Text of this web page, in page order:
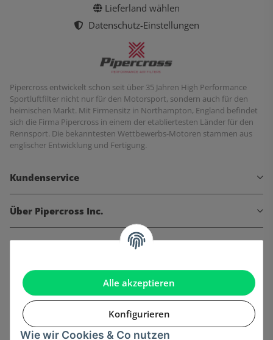
Alle akzeptieren
Konfigurieren
Wie wir Cookies & Co nutzen
Lieferland wählen
Datenschutz-Einstellungen
Pipercross entwickelt schon seit über 35 Jahren High Performance
Sportluftfilter nicht nur für den Motorsport, sondern auch für den
heimischen Markt. Mit Firmensitz in Northampton, England befindet
sich die Firma Pipercross in einem der etabliertesten Länder für den
Rennsport. Die bekanntesten Wettbewerbs-Motoren stammen aus
englischer Entwicklung und Fertigung.
Kundenservice
Über Pipercross Inc.
Informationen
Gesetzliche Informationen